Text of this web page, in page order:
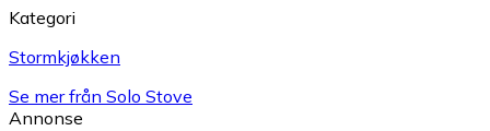
Kategori
Stormkjøkken
Se mer från Solo Stove
Annonse